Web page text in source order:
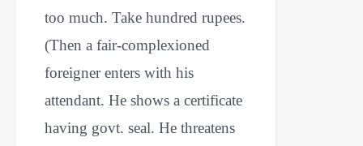
too much. Take hundred rupees.
(Then a fair-complexioned
foreigner enters with his
attendant. He shows a certificate
having govt. seal. He threatens